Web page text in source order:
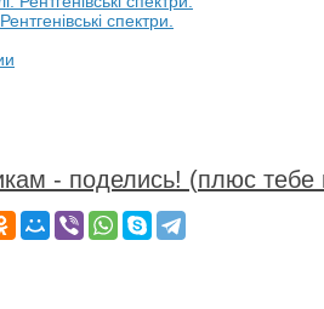
спектри.
- поделись! (плюс тебе